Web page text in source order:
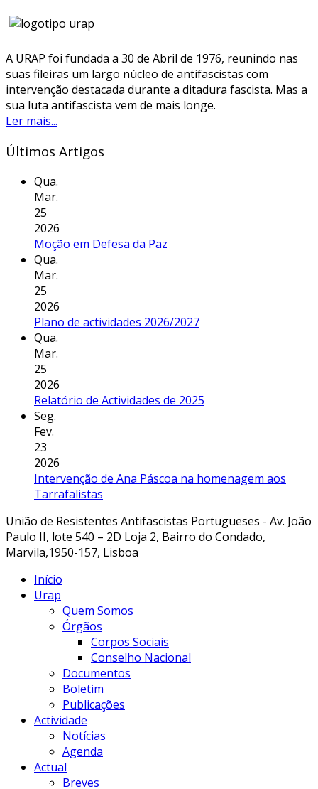
A URAP foi fundada a 30 de Abril de 1976, reunindo nas
suas fileiras um largo núcleo de antifascistas com
intervenção destacada durante a ditadura fascista. Mas a
sua luta antifascista vem de mais longe.
Ler mais...
Últimos Artigos
Qua.
Mar.
25
2026
Moção em Defesa da Paz
Qua.
Mar.
25
2026
Plano de actividades 2026/2027
Qua.
Mar.
25
2026
Relatório de Actividades de 2025
Seg.
Fev.
23
2026
Intervenção de Ana Páscoa na homenagem aos
Tarrafalistas
União de Resistentes Antifascistas Portugueses - Av. João
Paulo II, lote 540 – 2D Loja 2, Bairro do Condado,
Marvila,1950-157, Lisboa
Início
Urap
Quem Somos
Órgãos
Corpos Sociais
Conselho Nacional
Documentos
Boletim
Publicações
Actividade
Notícias
Agenda
Actual
Breves